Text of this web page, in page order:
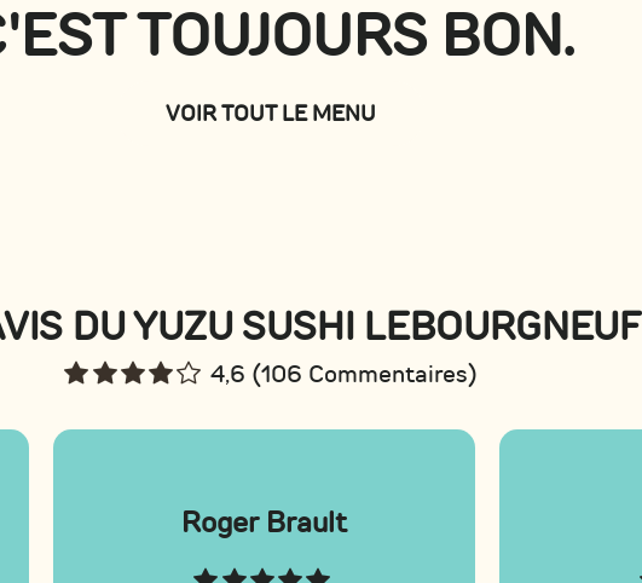
TOUJOURS BON.
VOIR TOUT LE MENU
DU YUZU SUSHI LEBOURGNEUF
4,6 (106 Commentaires)
Roger Brault